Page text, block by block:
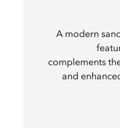
A modern
complements
and